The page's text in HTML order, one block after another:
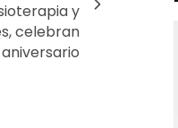
y
celebran